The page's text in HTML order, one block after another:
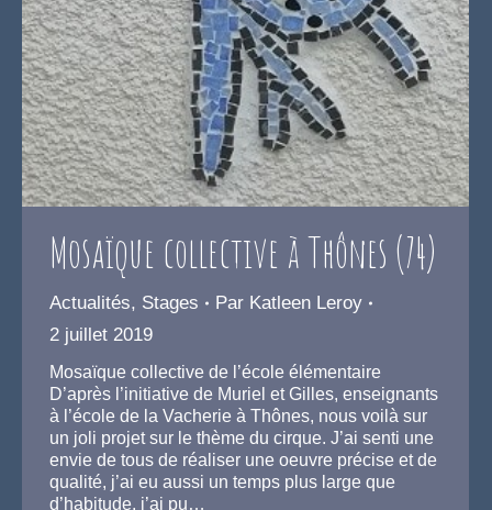
Mosaïque collective à Thônes (74)
Actualités, Stages Par Katleen Leroy
2 juillet 2019
Mosaïque collective de l’école élémentaire
D’après l’initiative de Muriel et Gilles, enseignants
à l’école de la Vacherie à Thônes, nous voilà sur
un joli projet sur le thème du cirque. J’ai senti une
envie de tous de réaliser une oeuvre précise et de
qualité, j’ai eu aussi un temps plus large que
d’habitude, j’ai pu…